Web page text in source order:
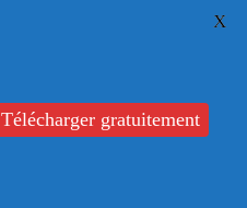
Télécharger gratuitement
X